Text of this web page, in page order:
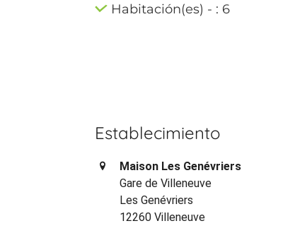
Habitación(es) - : 6
Establecimiento
Maison Les Genévriers
Gare de Villeneuve
Les Genévriers
12260 Villeneuve